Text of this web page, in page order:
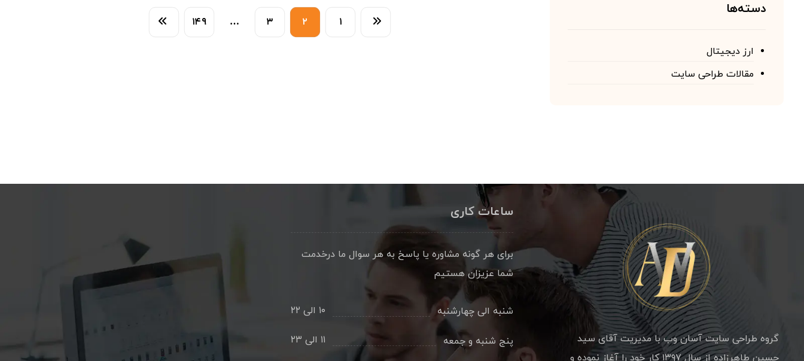
۱ ۲ ۳ … ۱۴۹
دسته‌ها
ارز دیجیتال
مقالات طراحی سایت
گروه طراحی سایت آسان وب با مدیریت آقای سید
حسین طاهرزاده از سال ۱۳۹۷ کار خود را آغاز نموده و
ساعات کاری
برای هر گونه مشاوره یا پاسخ به هر سوال ما درخدمت
شما عزیزان هستیم
شنبه الی چهارشنبه ۱۰ الی ۲۲
پنج شنبه و جمعه ۱۱ الی ۲۳